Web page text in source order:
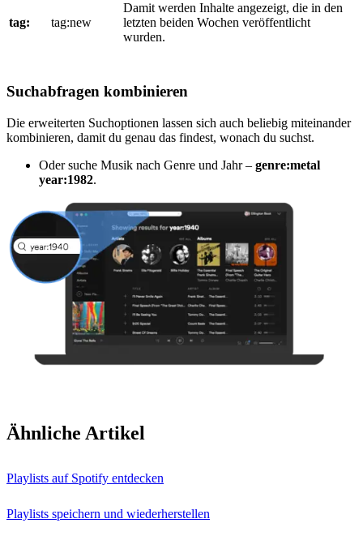
tag: tag:new
Damit werden Inhalte angezeigt, die in den
letzten beiden Wochen veröffentlicht
wurden.
Suchabfragen kombinieren
Die erweiterten Suchoptionen lassen sich auch beliebig miteinander
kombinieren, damit du genau das findest, wonach du suchst.
Oder suche Musik nach Genre und Jahr – genre:metal
year:1982.
Ähnliche Artikel
Playlists auf Spotify entdecken
Playlists speichern und wiederherstellen